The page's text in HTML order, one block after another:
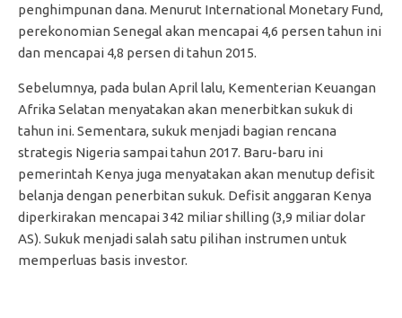
penghimpunan dana. Menurut International Monetary Fund,
perekonomian Senegal akan mencapai 4,6 persen tahun ini
dan mencapai 4,8 persen di tahun 2015.
Sebelumnya, pada bulan April lalu, Kementerian Keuangan
Afrika Selatan menyatakan akan menerbitkan sukuk di
tahun ini. Sementara, sukuk menjadi bagian rencana
strategis Nigeria sampai tahun 2017. Baru-baru ini
pemerintah Kenya juga menyatakan akan menutup defisit
belanja dengan penerbitan sukuk. Defisit anggaran Kenya
diperkirakan mencapai 342 miliar shilling (3,9 miliar dolar
AS). Sukuk menjadi salah satu pilihan instrumen untuk
memperluas basis investor.